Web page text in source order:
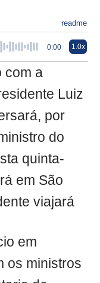
readme
0:00 1.0x
com a
Luiz
por
do
quinta-
em São
viajará
em
os ministros